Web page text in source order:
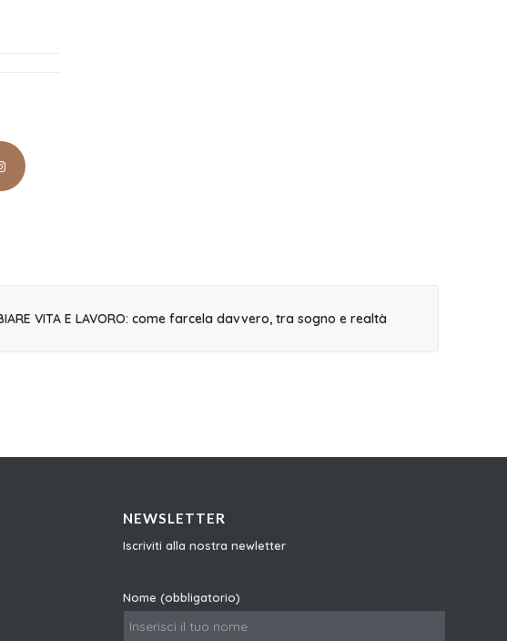
VITA E LAVORO: come farcela davvero, tra sogno e realtà
NEWSLETTER
Iscriviti alla nostra newletter
Nome (obbligatorio)